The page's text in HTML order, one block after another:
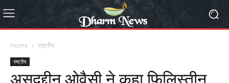
Home राष्ट्रीय
राष्ट्रीय